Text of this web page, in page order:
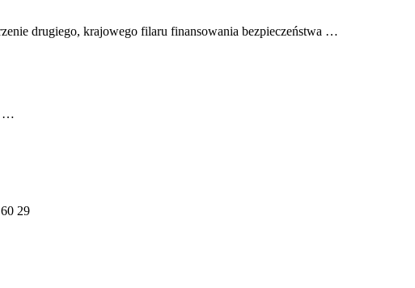
drugiego, krajowego filaru finansowania bezpieczeństwa …
…
29